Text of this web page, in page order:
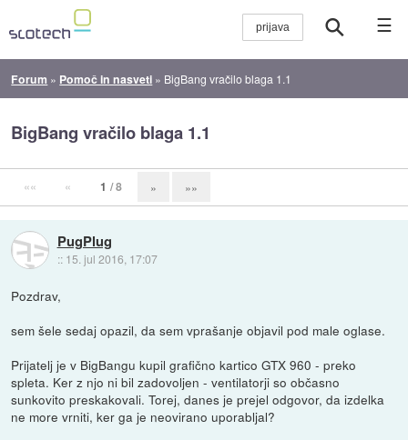
☰
Forum » Pomoč in nasveti » BigBang vračilo blaga 1.1
BigBang vračilo blaga 1.1
«« « 1 / 8 » »»
PugPlug
:: 15. jul 2016, 17:07
Pozdrav,
sem šele sedaj opazil, da sem vprašanje objavil pod male oglase.
Prijatelj je v BigBangu kupil grafično kartico GTX 960 - preko
spleta. Ker z njo ni bil zadovoljen - ventilatorji so občasno
sunkovito preskakovali. Torej, danes je prejel odgovor, da izdelka
ne more vrniti, ker ga je neovirano uporabljal?